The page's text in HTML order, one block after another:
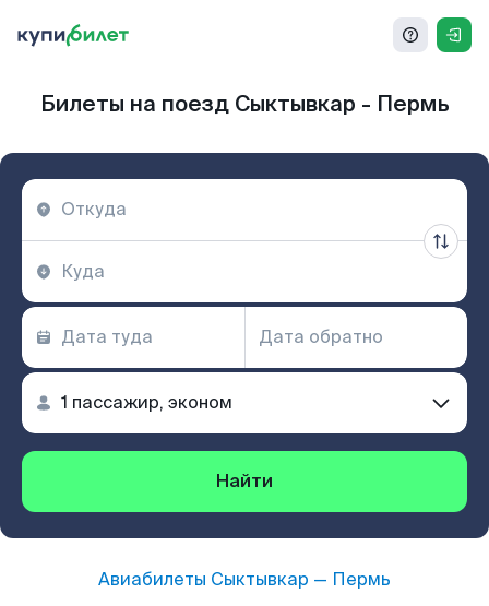
Билеты на поезд Сыктывкар - Пермь
Найти
Авиабилеты Сыктывкар — Пермь